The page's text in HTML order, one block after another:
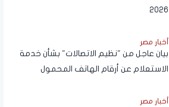
2026
أخبار مصر
بيان عاجل من "نظيم الاتصالات" بشأن خدمة
الاستعلام عن أرقام الهاتف المحمول
NTRA
أخبار مصر